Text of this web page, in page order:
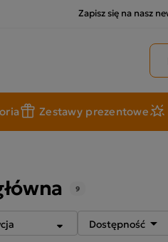
Zapisz się na nasz
Zestawy prezentowe
9
Dostępność 